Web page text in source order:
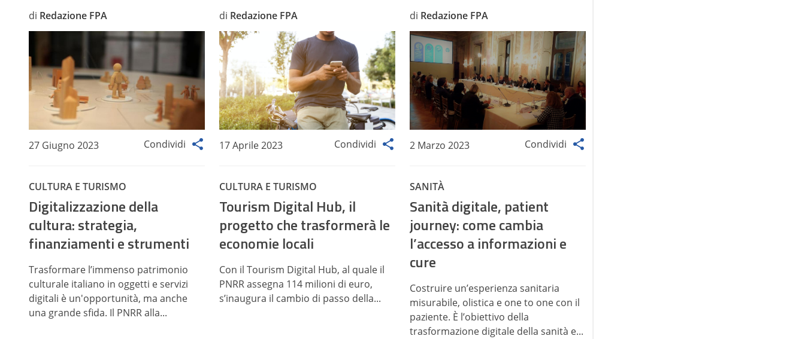
di Redazione FPA
27 Giugno 2023 Condividi
di Redazione FPA
17 Aprile 2023 Condividi
di Redazione FPA
2 Marzo 2023 Condividi
CULTURA E TURISMO
Digitalizzazione della
cultura: strategia,
finanziamenti e strumenti
Trasformare l’immenso patrimonio
culturale italiano in oggetti e servizi
digitali è un'opportunità, ma anche
una grande sfida. Il PNRR alla...
CULTURA E TURISMO
Tourism Digital Hub, il
progetto che trasformerà le
economie locali
Con il Tourism Digital Hub, al quale il
PNRR assegna 114 milioni di euro,
s’inaugura il cambio di passo della...
SANITÀ
Sanità digitale, patient
journey: come cambia
l’accesso a informazioni e
cure
Costruire un’esperienza sanitaria
misurabile, olistica e one to one con il
paziente. È l’obiettivo della
trasformazione digitale della sanità e...